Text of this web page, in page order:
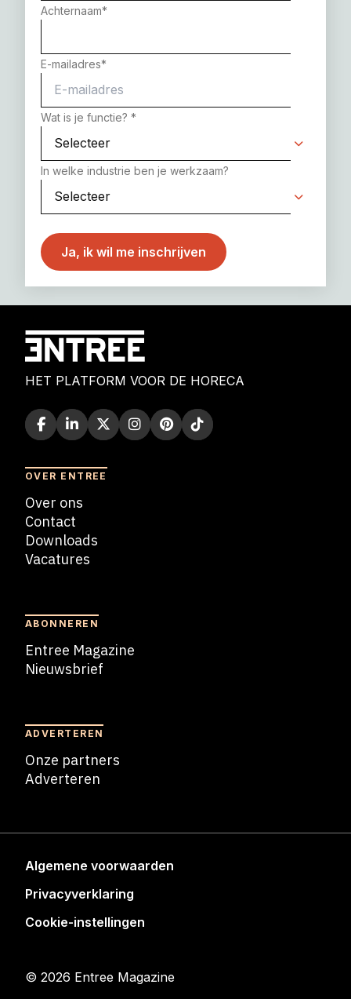
Achternaam*
E-mailadres*
Wat is je functie? *
In welke industrie ben je werkzaam?
HET PLATFORM VOOR DE HORECA
OVER ENTREE
Over ons
Contact
Downloads
Vacatures
ABONNEREN
Entree Magazine
Nieuwsbrief
ADVERTEREN
Onze partners
Adverteren
Algemene voorwaarden
Privacyverklaring
Cookie-instellingen
© 2026 Entree Magazine